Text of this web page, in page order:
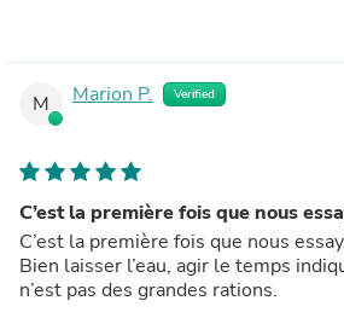
M Marion P. Verified
C’est la première fois que nous
C’est la première fois que nous
Bien laisser l’eau, agir le temps
n’est pas des grandes rations.